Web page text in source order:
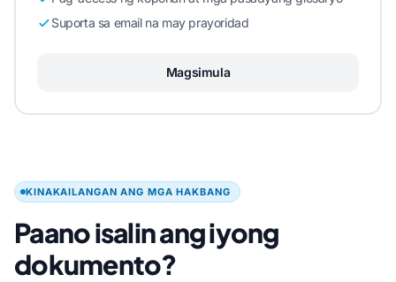
Suporta sa email na may prayoridad
Magsimula
KINAKAILANGAN ANG MGA HAKBANG
Paano isalin ang iyong
dokumento?